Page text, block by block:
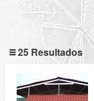
25 Resultados